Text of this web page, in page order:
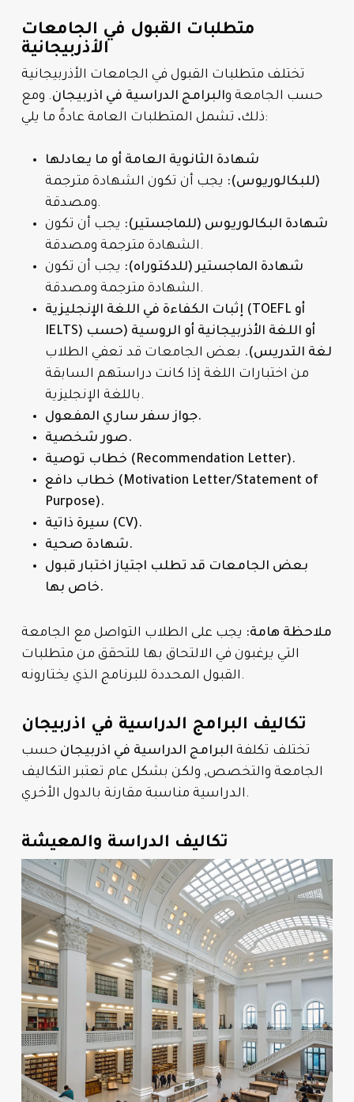
متطلبات القبول في الجامعات
الأذربيجانية
تختلف متطلبات القبول في الجامعات الأذربيجانية
حسب الجامعة والبرامج الدراسية في اذربيجان. ومع
ذلك، تشمل المتطلبات العامة عادةً ما يلي:
شهادة الثانوية العامة أو ما يعادلها
(للبكالوريوس): يجب أن تكون الشهادة مترجمة
ومصدقة.
شهادة البكالوريوس (للماجستير): يجب أن تكون
الشهادة مترجمة ومصدقة.
شهادة الماجستير (للدكتوراه): يجب أن تكون
الشهادة مترجمة ومصدقة.
إثبات الكفاءة في اللغة الإنجليزية (TOEFL أو
IELTS) أو اللغة الأذربيجانية أو الروسية (حسب
لغة التدريس). بعض الجامعات قد تعفي الطلاب
من اختبارات اللغة إذا كانت دراستهم السابقة
باللغة الإنجليزية.
جواز سفر ساري المفعول.
صور شخصية.
خطاب توصية (Recommendation Letter).
خطاب دافع (Motivation Letter/Statement of
Purpose).
سيرة ذاتية (CV).
شهادة صحية.
بعض الجامعات قد تطلب اجتياز اختبار قبول
خاص بها.
ملاحظة هامة: يجب على الطلاب التواصل مع الجامعة
التي يرغبون في الالتحاق بها للتحقق من متطلبات
القبول المحددة للبرنامج الذي يختارونه.
تكاليف البرامج الدراسية في اذربيجان
تختلف تكلفة البرامج الدراسية في اذربيجان حسب
الجامعة والتخصص, ولكن بشكل عام تعتبر التكاليف
الدراسية مناسبة مقارنة بالدول الأخري.
تكاليف الدراسة والمعيشة